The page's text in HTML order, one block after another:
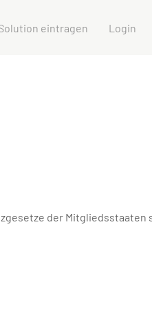
eintragen Login
der Mitgliedsstaaten